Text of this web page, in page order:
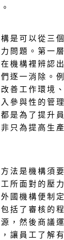
是可以從三
問題。第一
機構裡辨認
逐一消除。
善工作環境
參與性的管
是為了提升
只為提高生
法是機構須
所面對的壓
國機構便制
括了審核的
，然後商議
讓員工了解